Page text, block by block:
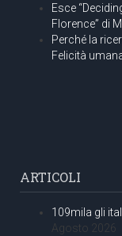
Esce
Florence” di
Perché la
Felicità
ARTICOLI
109mila gli
Agosto 2026